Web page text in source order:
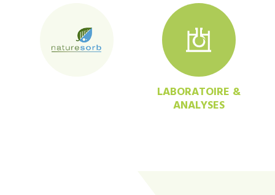
LABORATOIRE &
ANALYSES